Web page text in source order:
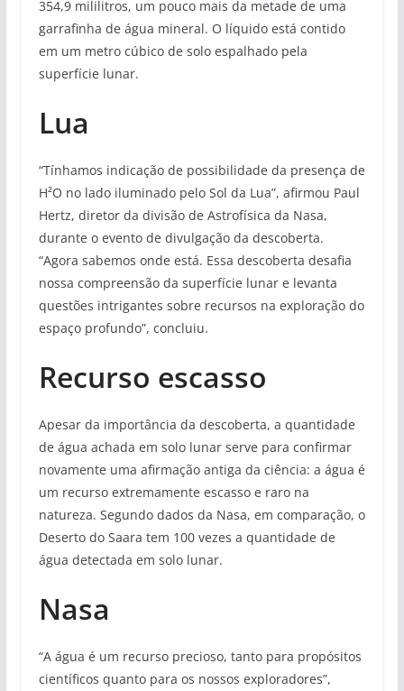
354,9 mililitros, um pouco mais da metade de uma
garrafinha de água mineral. O líquido está contido
em um metro cúbico de solo espalhado pela
superfície lunar.
Lua
“Tínhamos indicação de possibilidade da presença de
H²O no lado iluminado pelo Sol da Lua”, afirmou Paul
Hertz, diretor da divisão de Astrofísica da Nasa,
durante o evento de divulgação da descoberta.
“Agora sabemos onde está. Essa descoberta desafia
nossa compreensão da superfície lunar e levanta
questões intrigantes sobre recursos na exploração do
espaço profundo”, concluiu.
Recurso escasso
Apesar da importância da descoberta, a quantidade
de água achada em solo lunar serve para confirmar
novamente uma afirmação antiga da ciência: a água é
um recurso extremamente escasso e raro na
natureza. Segundo dados da Nasa, em comparação, o
Deserto do Saara tem 100 vezes a quantidade de
água detectada em solo lunar.
Nasa
“A água é um recurso precioso, tanto para propósitos
científicos quanto para os nossos exploradores”,